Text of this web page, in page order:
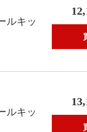
ルキッ
ルキッ